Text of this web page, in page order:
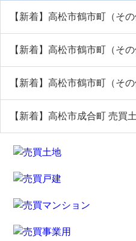
【新着】高松市鶴市町（そ
【新着】高松市鶴市町（そ
【新着】高松市鶴市町（そ
【新着】高松市成合町 売買